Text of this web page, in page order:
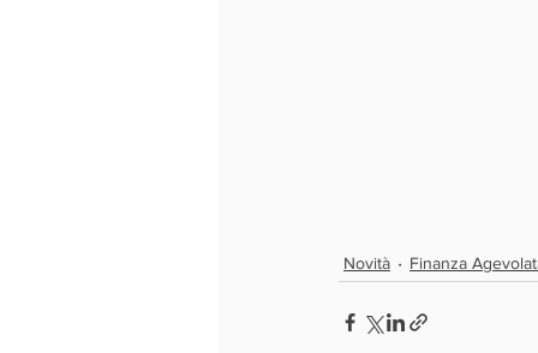
Novità Finanza